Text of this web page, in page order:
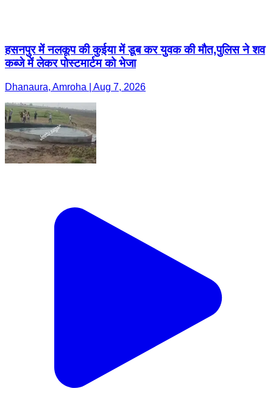
हसनपुर में नलकूप की कुईया में डूब कर युवक की मौत,पुलिस ने शव
कब्जे में लेकर पोस्टमार्टम को भेजा
Dhanaura, Amroha | Aug 7, 2026